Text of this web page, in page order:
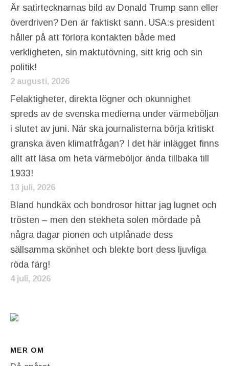
Är satirtecknarnas bild av Donald Trump sann eller
överdriven? Den är faktiskt sann. USA:s president
håller på att förlora kontakten både med
verkligheten, sin maktutövning, sitt krig och sin
politik!
2 augusti, 2026
Felaktigheter, direkta lögner och okunnighet
spreds av de svenska medierna under värmeböljan
i slutet av juni. När ska journalisterna börja kritiskt
granska även klimatfrågan? I det här inlägget finns
allt att läsa om heta värmeböljor ända tillbaka till
1933!
13 juli, 2026
Bland hundkäx och bondrosor hittar jag lugnet och
trösten – men den stekheta solen mördade på
några dagar pionen och utplånade dess
sällsamma skönhet och blekte bort dess ljuvliga
röda färg!
4 juli, 2026
MER OM